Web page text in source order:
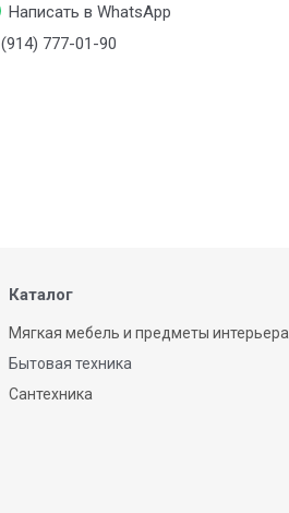
Написать в WhatsApp
777-01-90
Каталог
Мягкая мебель и предметы интерьера
Бытовая техника
Сантехника